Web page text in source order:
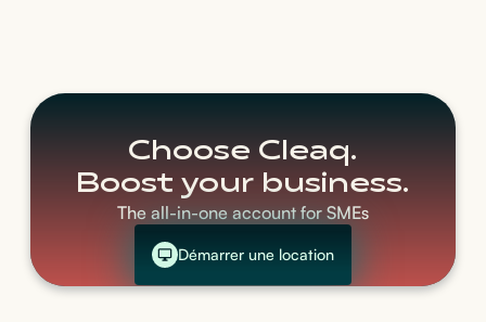
Choose Cleaq.
Boost your business.
The all-in-one account for SMEs
Démarrer une location